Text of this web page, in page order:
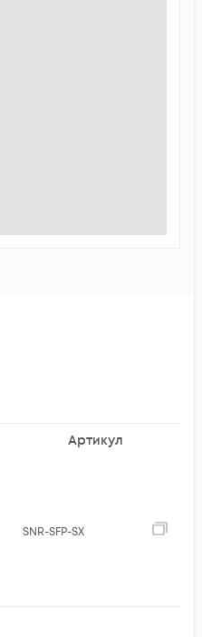
Артикул
SNR-SFP-SX